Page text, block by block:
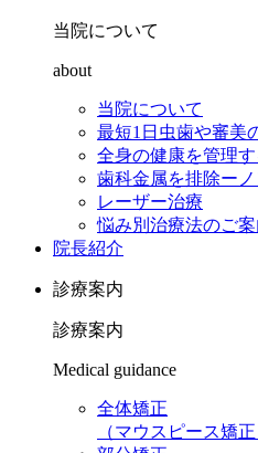
当院について
about
当院について
最短1日虫歯や審美
全身の健康を管理
歯科金属を排除ー
レーザー治療
悩み別治療法のご案
院長紹介
診療案内
診療案内
Medical guidance
全体矯正
（マウスピース矯正